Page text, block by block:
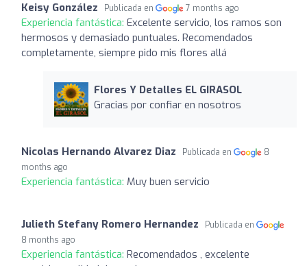
Keisy González Publicada en 7 months ago
Experiencia fantástica: Excelente servicio, los ramos son
hermosos y demasiado puntuales. Recomendados
completamente, siempre pido mis flores allá
Flores Y Detalles EL GIRASOL
Gracias por confiar en nosotros
Nicolas Hernando Alvarez Diaz Publicada en
8
months ago
Experiencia fantástica: Muy buen servicio
Julieth Stefany Romero Hernandez
Publicada en
8 months ago
Experiencia fantástica: Recomendados , excelente